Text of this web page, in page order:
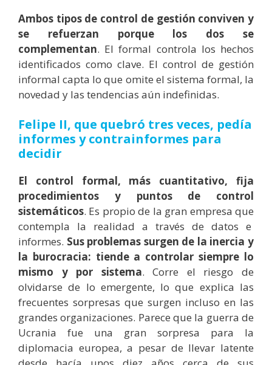
Ambos tipos de control de gestión conviven y
se refuerzan porque los dos se
complementan. El formal controla los hechos
identificados como clave. El control de gestión
informal capta lo que omite el sistema formal, la
novedad y las tendencias aún indefinidas.
Felipe II, que quebró tres veces, pedía
informes y contrainformes para
decidir
El control formal, más cuantitativo, fija
procedimientos y puntos de control
sistemáticos. Es propio de la gran empresa que
contempla la realidad a través de datos e
informes. Sus problemas surgen de la inercia y
la burocracia: tiende a controlar siempre lo
mismo y por sistema. Corre el riesgo de
olvidarse de lo emergente, lo que explica las
frecuentes sorpresas que surgen incluso en las
grandes organizaciones. Parece que la guerra de
Ucrania fue una gran sorpresa para la
diplomacia europea, a pesar de llevar latente